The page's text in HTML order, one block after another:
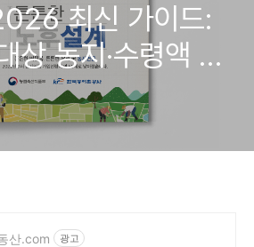
최신 가이드:
상 농지·수령액 계
산.com 광고